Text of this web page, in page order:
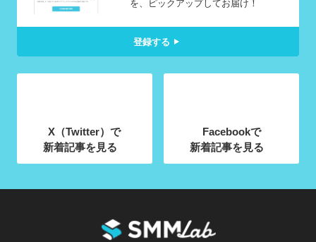
を、ピックアップしてお届け！
登録する
X（Twitter）で
新着記事を見る
Facebookで
新着記事を見る